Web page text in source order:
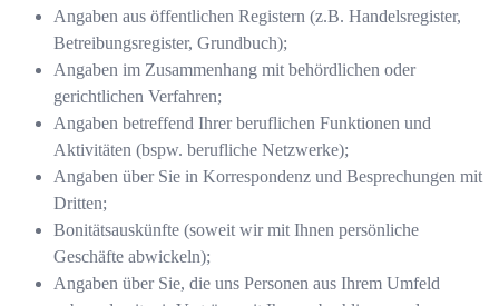
Angaben aus öffentlichen Registern (z.B. Handelsregister,
Betreibungsregister, Grundbuch);
Angaben im Zusammenhang mit behördlichen oder
gerichtlichen Verfahren;
Angaben betreffend Ihrer beruflichen Funktionen und
Aktivitäten (bspw. berufliche Netzwerke);
Angaben über Sie in Korrespondenz und Besprechungen mit
Dritten;
Bonitätsauskünfte (soweit wir mit Ihnen persönliche
Geschäfte abwickeln);
Angaben über Sie, die uns Personen aus Ihrem Umfeld